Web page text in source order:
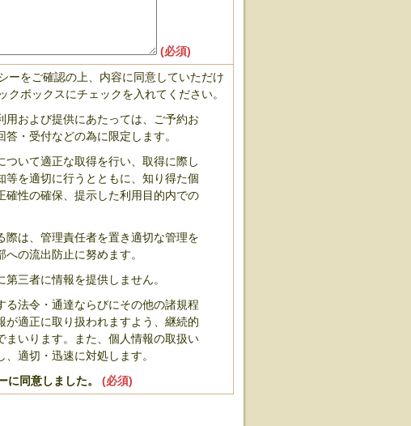
(必須)
ーをご確認の上、内容に同意していただけ
クボックスにチェックを入れてください。
用および提供にあたっては、ご予約お
・受付などの為に限定します。
ついて適正な取得を行い、取得に際し
等を適切に行うとともに、知り得た個
確性の確保、提示した利用目的内での
際は、管理責任者を置き適切な管理を
の流出防止に努めます。
三者に情報を提供しません。
る法令・通達ならびにその他の諸規程
が適正に取り扱われますよう、継続的
まいります。また、個人情報の取扱い
、適切・迅速に対処します。
に同意しました。
(必須)